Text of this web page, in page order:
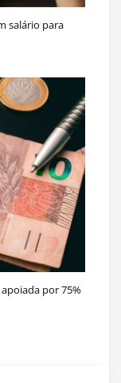
salário para
por 75%